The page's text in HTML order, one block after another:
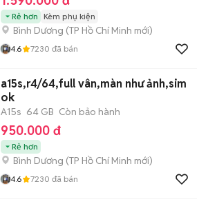
Rẻ hơn Kèm phụ kiện
Bình Dương (TP Hồ Chí Minh mới)
4.6 7230 đã bán
a15s,r4/64,full vân,màn như ảnh,sim
ok
A15s 64 GB Còn bảo hành
950.000 đ
Rẻ hơn
Bình Dương (TP Hồ Chí Minh mới)
4.6 7230 đã bán